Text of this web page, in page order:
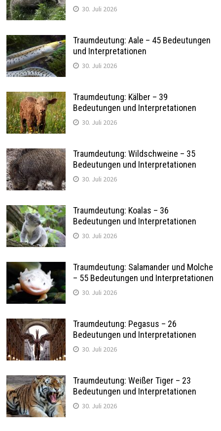
30. Juli 2026
Traumdeutung: Aale – 45 Bedeutungen
und Interpretationen
30. Juli 2026
Traumdeutung: Kälber – 39
Bedeutungen und Interpretationen
30. Juli 2026
Traumdeutung: Wildschweine – 35
Bedeutungen und Interpretationen
30. Juli 2026
Traumdeutung: Koalas – 36
Bedeutungen und Interpretationen
30. Juli 2026
Traumdeutung: Salamander und Molche
– 55 Bedeutungen und Interpretationen
30. Juli 2026
Traumdeutung: Pegasus – 26
Bedeutungen und Interpretationen
30. Juli 2026
Traumdeutung: Weißer Tiger – 23
Bedeutungen und Interpretationen
30. Juli 2026